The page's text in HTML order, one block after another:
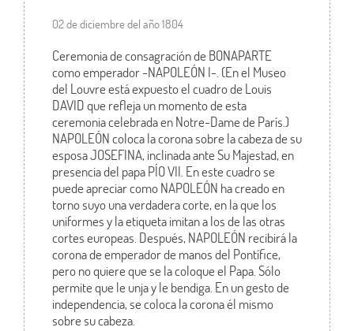
02 de diciembre del año 1804
Ceremonia de consagración de BONAPARTE
como emperador -NAPOLEÓN I-. (En el Museo
del Louvre está expuesto el cuadro de Louis
DAVID que refleja un momento de esta
ceremonia celebrada en Notre-Dame de París.)
NAPOLEÓN coloca la corona sobre la cabeza de su
esposa JOSEFINA, inclinada ante Su Majestad, en
presencia del papa PÍO VII. En este cuadro se
puede apreciar como NAPOLEÓN ha creado en
torno suyo una verdadera corte, en la que los
uniformes y la etiqueta imitan a los de las otras
cortes europeas. Después, NAPOLEÓN recibirá la
corona de emperador de manos del Pontífice,
pero no quiere que se la coloque el Papa. Sólo
permite que le unja y le bendiga. En un gesto de
independencia, se coloca la corona él mismo
sobre su cabeza.